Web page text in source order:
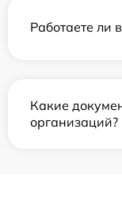
Работаете ли
Какие
организаций?